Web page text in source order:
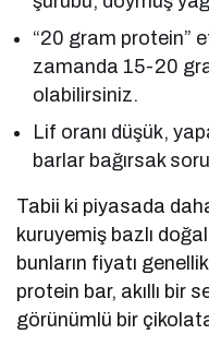
“20 gram protein”
zamanda 15-20
olabilirsiniz.
Lif oranı düşük,
barlar bağırsak
Tabii ki piyasada
kuruyemiş bazlı
bunların fiyatı
protein bar, akıllı bir
görünümlü bir